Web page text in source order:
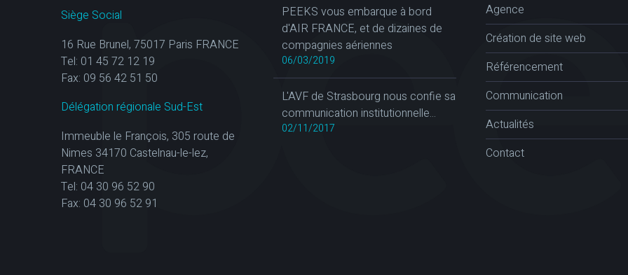
Siège Social
16 Rue Brunel, 75017 Paris FRANCE
Tel: 01 45 72 12 19
Fax: 09 56 42 51 50
Délégation régionale Sud-Est
Immeuble le François, 305 route de
Nimes 34170 Castelnau-le-lez,
FRANCE
Tel: 04 30 96 52 90
Fax: 04 30 96 52 91
PEEKS vous embarque à bord
d'AIR FRANCE, et de dizaines de
compagnies aériennes
06/03/2019
L'AVF de Strasbourg nous confie sa
communication institutionnelle...
02/11/2017
Agence
Création de site web
Référencement
Communication
Actualités
Contact